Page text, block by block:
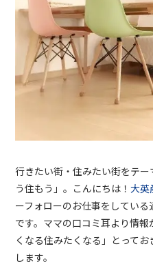
行きたい街・住みたい街をテ
う住もう」。こんにちは！大英
ーフォローのお仕事をしてい
です。ママの口コミ耳より情
くなる住みたくなる」とって
します。